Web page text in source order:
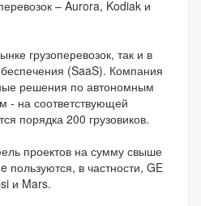
– Aurora, Kodiak и
грузоперевозок, так и в
(SaaS). Компания
решения по автономным
- на соответствующей
порядка 200 грузовиков.
проектов на сумму свыше
пользуются, в частности, GE
и Mars.